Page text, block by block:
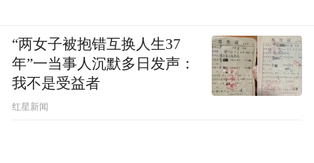
“两女子被抱错互换人生37
年”一当事人沉默多日发声：
我不是受益者
红星新闻